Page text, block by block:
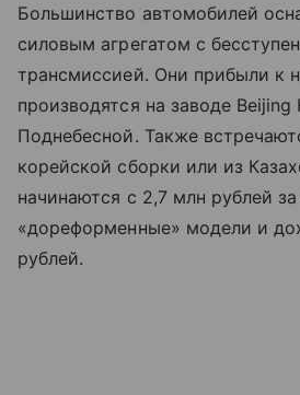
Большинство автомобилей
силовым агрегатом с
трансмиссией. Они прибыли к
производятся на заводе
Поднебесной. Также
корейской сборки или из
начинаются с 2,7 млн рублей
«дореформенные» модели и
рублей.